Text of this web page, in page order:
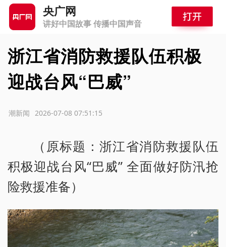
央广网
讲好中国故事 传播中国声音
浙江省消防救援队伍积极
迎战台风“巴威”
2026-07-08 07:51:15
潮新闻
（原标题：浙江省消防救援队伍
积极迎战台风“巴威” 全面做好防汛抢
险救援准备）